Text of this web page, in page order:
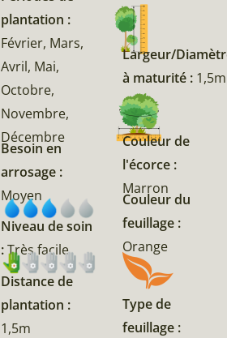
plantation :
Février, Mars,
Avril, Mai,
Octobre,
Novembre,
Décembre
Besoin en
arrosage :
Moyen
Niveau de soin
:Très facile
Distance de
plantation :
1,5m
Largeur/
à maturité : 1,5m
Couleur de
l'écorce :
Marron
Couleur du
feuillage :
Orange
Type de
feuillage :